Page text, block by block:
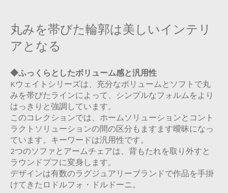
丸みを帯びた輪郭は美しいインテリ
アとなる
◆ふっくらとしたボリューム感と汎用性
Kウェイトシリーズは、充分なボリュームとソフトで丸
みを帯びたラインによって、シンプルなフォルムをより
はっきりと強調しています。
このコレクションでは、ホームソリューションとコント
ラクトソリューションの間の区分もますます曖昧になっ
ています。キーワードは汎用性です。
2つのソファとアームチェアは、背もたれを取り外すと
ラウンドプフに変身します。
デザインは有数のラグジュアリーブランドで作品を手掛
けてきたロドルフォ・ドルドーニ。